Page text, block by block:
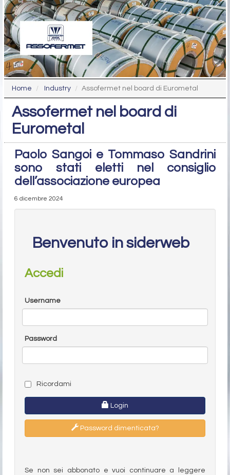
Home Industry Assofermet nel board di Eurometal
Assofermet nel board di
Eurometal
Paolo Sangoi e Tommaso Sandrini
sono stati eletti nel consiglio
dell’associazione europea
6 dicembre 2024
Benvenuto in siderweb
Accedi
Username
Password
Ricordami
Login
Password dimenticata?
Se non sei abbonato e vuoi continuare a leggere